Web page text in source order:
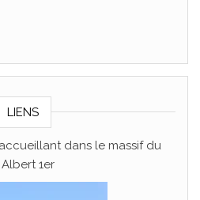
LIENS
dans le massif du
1er